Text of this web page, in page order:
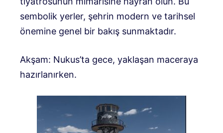
sembolik yerler, şehrin modern ve tarihsel
önemine genel bir bakış sunmaktadır.
Akşam: Nukus’ta gece, yaklaşan maceraya
hazırlanırken.